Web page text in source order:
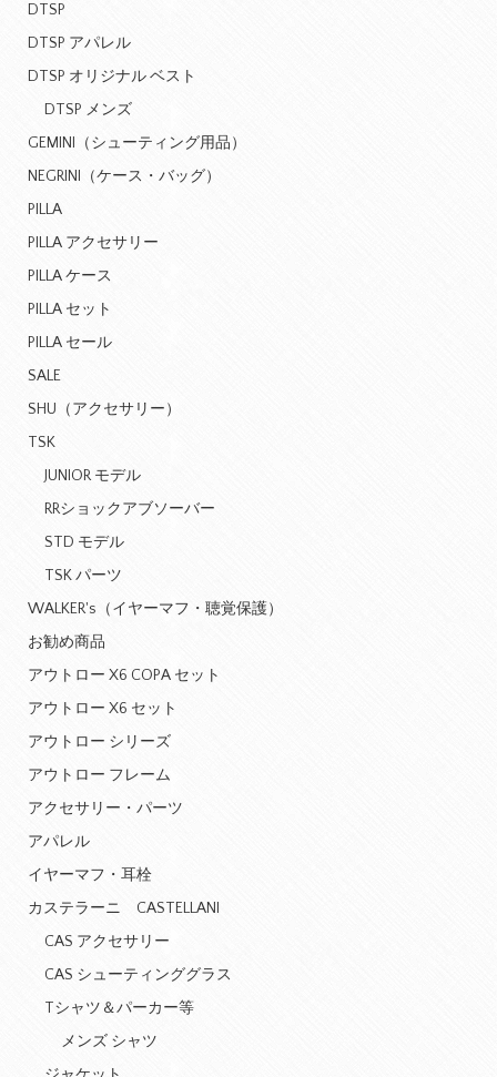
DTSP
DTSP アパレル
DTSP オリジナル ベスト
DTSP メンズ
GEMINI（シューティング用品）
NEGRINI（ケース・バッグ）
PILLA
PILLA アクセサリー
PILLA ケース
PILLA セット
PILLA セール
SALE
SHU（アクセサリー）
TSK
JUNIOR モデル
RRショックアブソーバー
STD モデル
TSK パーツ
WALKER's（イヤーマフ・聴覚保護）
お勧め商品
アウトロー X6 COPA セット
アウトロー X6 セット
アウトロー シリーズ
アウトロー フレーム
アクセサリー・パーツ
アパレル
イヤーマフ・耳栓
カステラーニ CASTELLANI
CAS アクセサリー
CAS シューティンググラス
Tシャツ＆パーカー等
メンズ シャツ